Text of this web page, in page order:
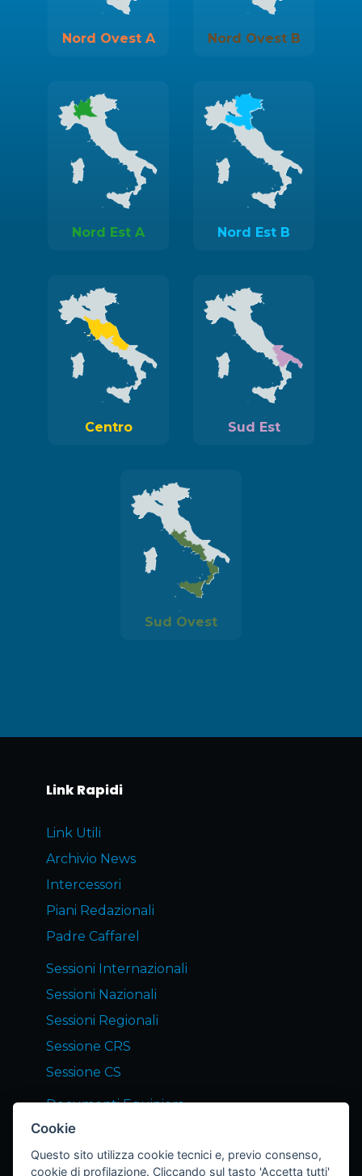
Nord Ovest A Nord Ovest B
Nord Est A Nord Est B
Centro Sud Est
Sud Ovest
Link Rapidi
Link Utili
Archivio News
Intercessori
Piani Redazionali
Padre Caffarel
Sessioni Internazionali
Sessioni Nazionali
Sessioni Regionali
Sessione CRS
Sessione CS
Documenti Equipiers
Servizi END Equipiers
Notizie dagli Equipiers
Cookie
Questo sito utilizza cookie tecnici e, previo consenso,
cookie di profilazione. Cliccando sul tasto 'Accetta tutti'